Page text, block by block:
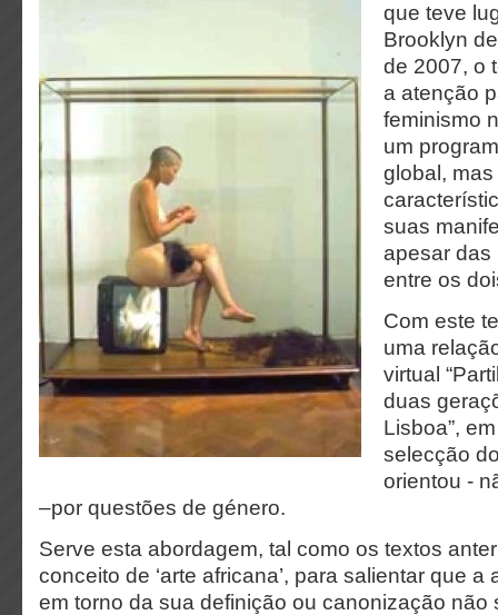
que teve
Brooklyn
de 2007, o
a atenção
feminismo
um
global,
suas
apesar das
entre os
Com este
uma
virtual
duas
Lisboa”,
selecção
orientou -
–por questões de género.
Serve esta abordagem, tal como os textos
conceito de ‘arte africana’, para salientar que a
em torno da sua definição ou canonização não